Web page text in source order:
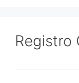
Registro